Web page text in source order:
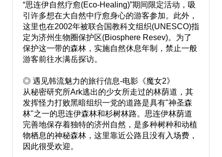
“思连伊自然疗愈(Eco-Healing)”期间限定活动，吸
引许多想在大自然中疗愈身心的游客参加。此外，
这里也在2002年被联合国教科文组织(UNESCO)指
定为济州生物圈保护区(Biosphere Resev)。为了
保护这一带的森林，实施自然休息年制，禁止一般
游客前往水满岳探访。
◎ 遇见韩流魅力的旅行信息-电影《魔女2》
从秘密研究所Ark逃出的少女所走过的林荫道，其
发挥怪力打败黑暗组织一党的道路是具有"神圣森
林"之一的思连伊森林和杉树林路。思连伊林荫道
完善地保存着独特的济州自然，是多种树种和动植
物栖息的神秘森林，这里靠近公路且没有入场费，
因此很受欢迎。